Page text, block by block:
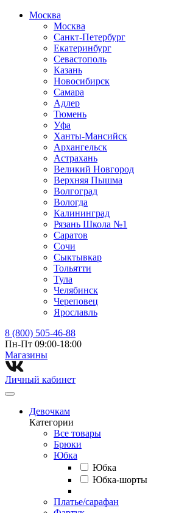
Москва
Москва
Санкт-Петербург
Екатеринбург
Севастополь
Казань
Новосибирск
Самара
Адлер
Тюмень
Уфа
Ханты-Мансийск
Архангельск
Астрахань
Великий Новгород
Верхняя Пышма
Волгоград
Вологда
Калининград
Рязань Школа №1
Саратов
Сочи
Сыктывкар
Тольятти
Тула
Челябинск
Череповец
Ярославль
8 (800) 505-46-88
Пн-Пт 09:00-18:00
Магазины⁠
Личный кабинет
Девочкам
Категории
Все товары
Брюки
Юбка
Юбка
Юбка-шорты
Платье/сарафан